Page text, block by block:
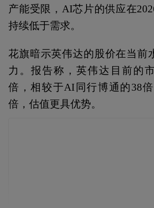
产能受限，AI芯片的供应在
持续低于需求。
花旗暗示英伟达的股价在当前
力。报告称，英伟达目前的
倍，相较于AI同行博通的38
倍，估值更具优势。